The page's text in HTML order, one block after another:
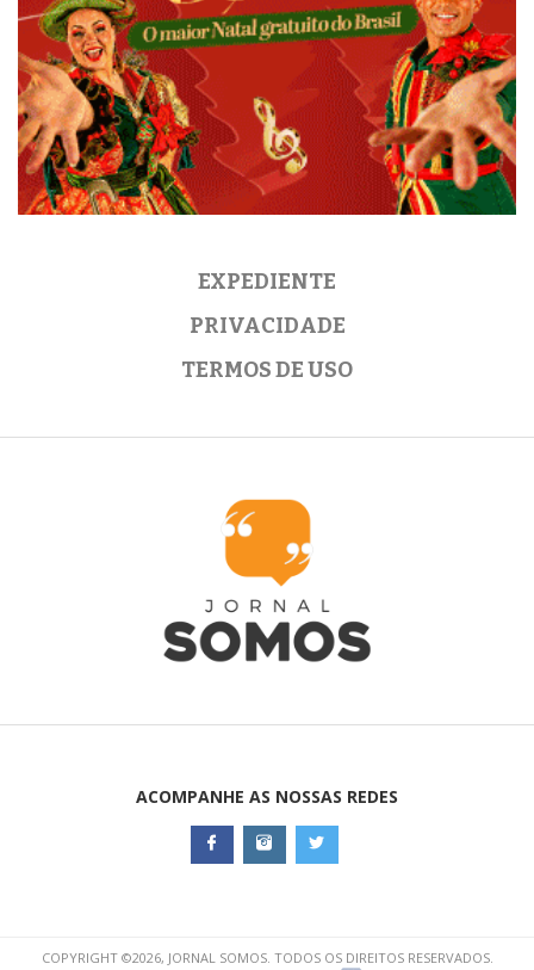
EXPEDIENTE
PRIVACIDADE
TERMOS DE USO
ACOMPANHE AS NOSSAS REDES
COPYRIGHT ©2026, JORNAL SOMOS. TODOS OS DIREITOS RESERVADOS.